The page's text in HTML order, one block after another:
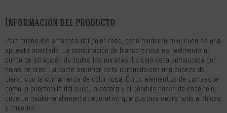
Información del producto
Para todos los amantes del color rosa, este moderno reloj cuco es una
apuesta acertada. La combinación de blanco y rosa es realmente un
punto de atracción de todas las miradas. La caja esta enmarcada con
hojas de arce. La parte superior está coronada con una cabeza de
ciervo con la cornamenta de color rosa. Otros elementos de contraste
como la puertecilla del cuco, la esfera y el péndulo hacen de este reloj
cuco un moderno elemento decorativo que gustará sobre todo a chicas
y mujeres.